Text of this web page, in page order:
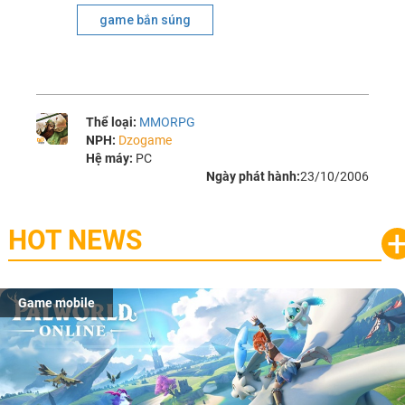
game bắn súng
Thể loại: MMORPG
NPH: Dzogame
Hệ máy: PC
Ngày phát hành:23/10/2006
HOT NEWS
Game mobile